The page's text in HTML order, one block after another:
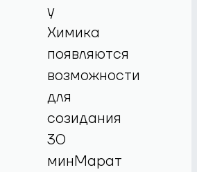
у
Химика
появляются
возможности
для
созидания
30
минМарат